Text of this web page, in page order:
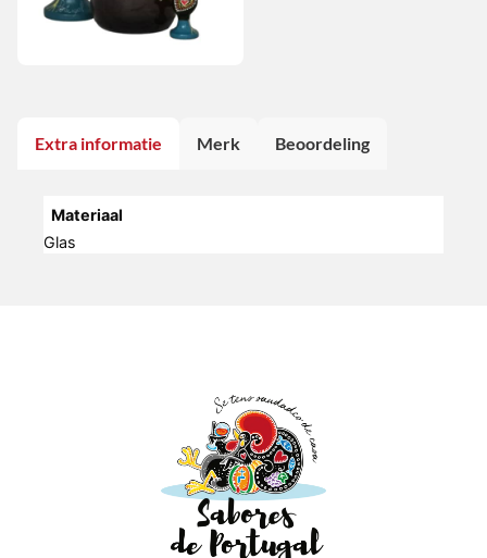
Extra informatie Merk Beoordeling
Materiaal
Glas